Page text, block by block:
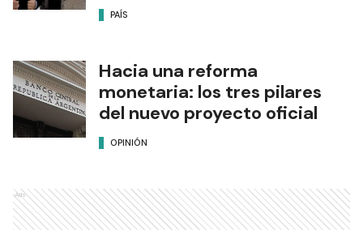
PAÍS
Hacia una reforma
monetaria: los tres pilares
del nuevo proyecto oficial
OPINIÓN
Ads